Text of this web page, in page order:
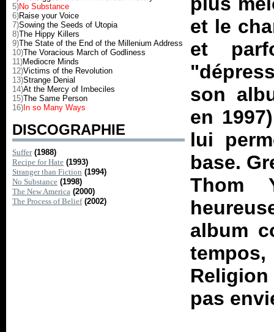
5)No Substance
6)Raise your Voice
7)Sowing the Seeds of Utopia
8)The Hippy Killers
9)The State of the End of the Millenium Address
10)The Voracious March of Godliness
11)Mediocre Minds
12)Victims of the Revolution
13)Strange Denial
14)At the Mercy of Imbeciles
15)The Same Person
16) In so Many Ways
DISCOGRAPHIE
Suffer (1988)
Recipe for Hate (1993)
Stranger than Fiction (1994)
No Substance (1998)
The New America (2000)
The Process of Belief (2002)
et le
et
son
en
lui
base.
Thom
album
pas